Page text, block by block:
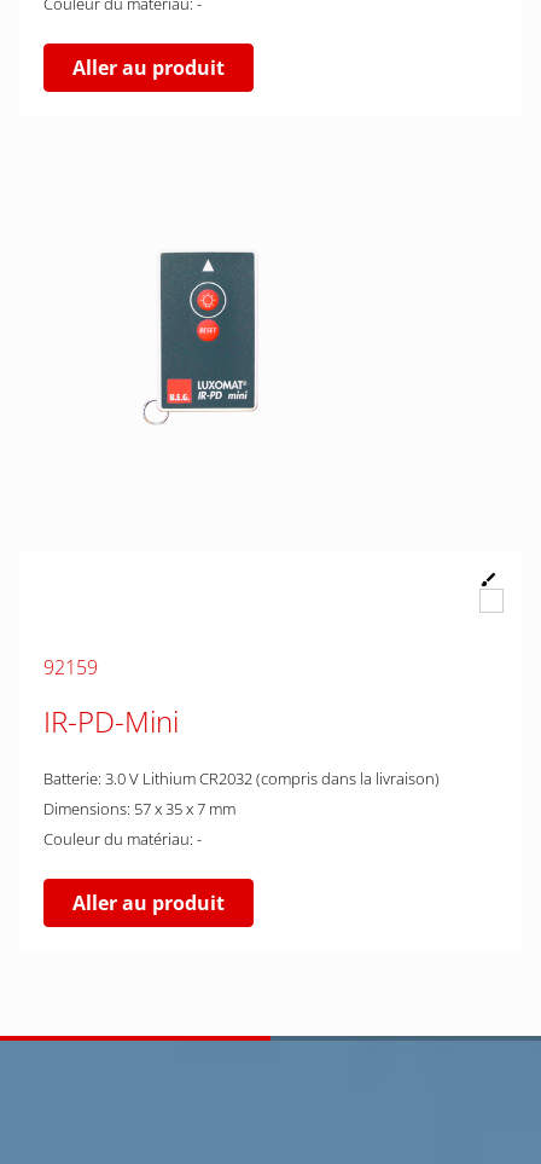
Aller au produit
92159
IR-PD-Mini
Batterie: 3.0 V Lithium CR2032 (compris dans la livraison)
Dimensions: 57 x 35 x 7 mm
Couleur du matériau: -
Aller au produit